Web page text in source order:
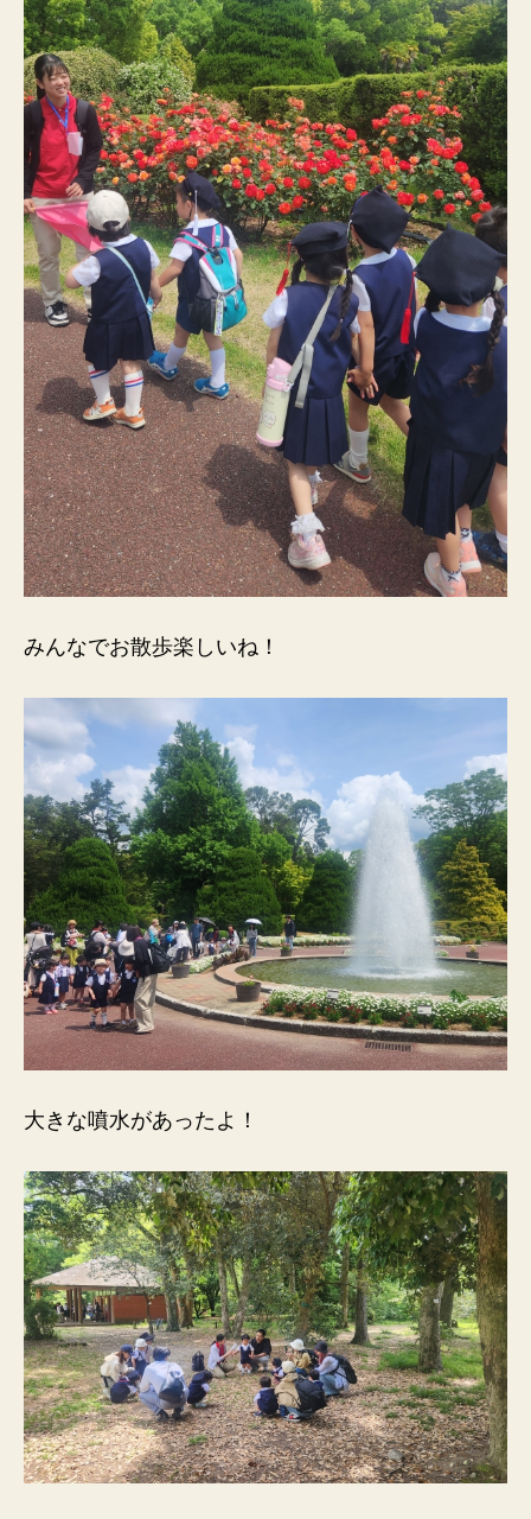
みんなでお散歩楽しいね！
大きな噴水があったよ！